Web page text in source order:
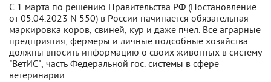
С 1 марта по решению Правительства РФ (Постановление
от 05.04.2023 N 550) в России начинается обязательная
маркировка коров, свиней, кур и даже пчел. Все аграрные
предприятия, фермеры и личные подсобные хозяйства
должны вносить информацию о своих животных в систему
"ВетИС", часть Федеральной гос. системы в сфере
ветеринарии.